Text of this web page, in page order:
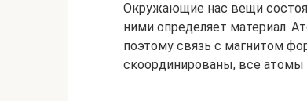
Окружающие нас вещи
ними определяет материал.
поэтому связь с магнитом
скоординированы, все атомы